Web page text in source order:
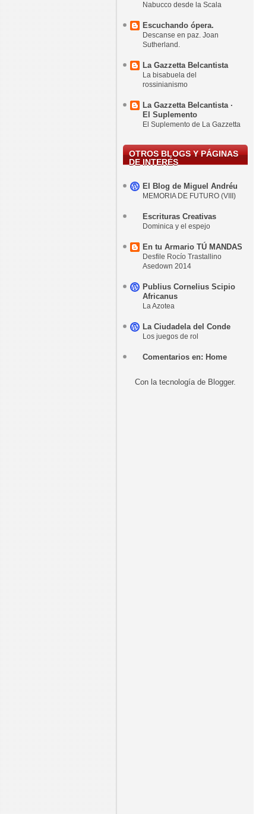
Nabucco desde la Scala
Escuchando ópera.
Descanse en paz. Joan
Sutherland.
La Gazzetta Belcantista
La bisabuela del
rossinianismo
La Gazzetta Belcantista ·
El Suplemento
El Suplemento de La Gazzetta
OTROS BLOGS Y PÁGINAS
DE INTERÉS
El Blog de Miguel Andréu
MEMORIA DE FUTURO (VIII)
Escrituras Creativas
Dominica y el espejo
En tu Armario TÚ MANDAS
Desfile Rocío Trastallino
Asedown 2014
Publius Cornelius Scipio
Africanus
La Azotea
La Ciudadela del Conde
Los juegos de rol
Comentarios en: Home
Con la tecnología de Blogger.